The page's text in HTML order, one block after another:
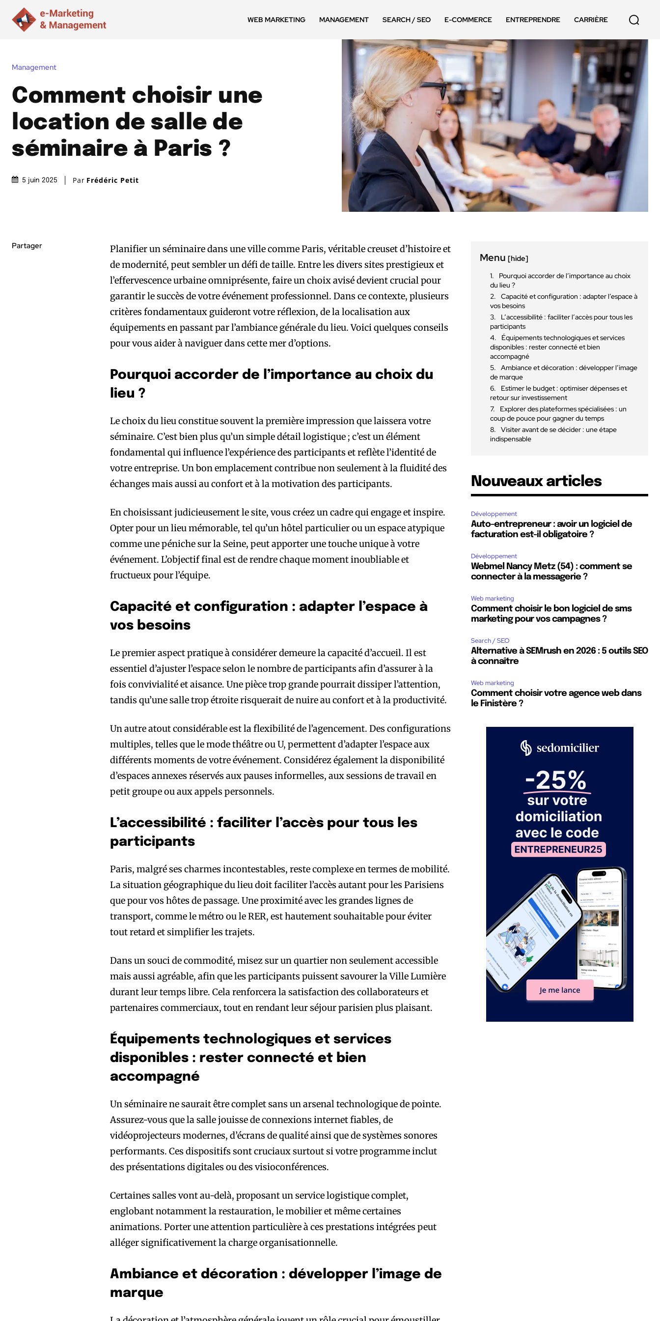
WEB MARKETING MANAGEMENT SEARCH / SEO E-COMMERCE ENTREPRENDRE CARRIÈRE
Management
Comment choisir une
location de salle de
séminaire à Paris ?
5 juin 2025 Par Frédéric Petit
Partager
Planifier un séminaire dans une ville comme Paris, véritable creuset d’histoire et
de modernité, peut sembler un défi de taille. Entre les divers sites prestigieux et
l’effervescence urbaine omniprésente, faire un choix avisé devient crucial pour
garantir le succès de votre événement professionnel. Dans ce contexte, plusieurs
critères fondamentaux guideront votre réflexion, de la localisation aux
équipements en passant par l’ambiance générale du lieu. Voici quelques conseils
pour vous aider à naviguer dans cette mer d’options.
Pourquoi accorder de l’importance au choix du
lieu ?
Le choix du lieu constitue souvent la première impression que laissera votre
séminaire. C’est bien plus qu’un simple détail logistique ; c’est un élément
fondamental qui influence l’expérience des participants et reflète l’identité de
votre entreprise. Un bon emplacement contribue non seulement à la fluidité des
échanges mais aussi au confort et à la motivation des participants.
En choisissant judicieusement le site, vous créez un cadre qui engage et inspire.
Opter pour un lieu mémorable, tel qu’un hôtel particulier ou un espace atypique
comme une péniche sur la Seine, peut apporter une touche unique à votre
événement. L’objectif final est de rendre chaque moment inoubliable et
fructueux pour l’équipe.
Capacité et configuration : adapter l’espace à
vos besoins
Le premier aspect pratique à considérer demeure la capacité d’accueil. Il est
essentiel d’ajuster l’espace selon le nombre de participants afin d’assurer à la
fois convivialité et aisance. Une pièce trop grande pourrait dissiper l’attention,
tandis qu’une salle trop étroite risquerait de nuire au confort et à la productivité.
Un autre atout considérable est la flexibilité de l’agencement. Des configurations
multiples, telles que le mode théâtre ou U, permettent d’adapter l’espace aux
différents moments de votre événement. Considérez également la disponibilité
d’espaces annexes réservés aux pauses informelles, aux sessions de travail en
petit groupe ou aux appels personnels.
L’accessibilité : faciliter l’accès pour tous les
participants
Paris, malgré ses charmes incontestables, reste complexe en termes de mobilité.
La situation géographique du lieu doit faciliter l’accès autant pour les Parisiens
que pour vos hôtes de passage. Une proximité avec les grandes lignes de
transport, comme le métro ou le RER, est hautement souhaitable pour éviter
tout retard et simplifier les trajets.
Dans un souci de commodité, misez sur un quartier non seulement accessible
mais aussi agréable, afin que les participants puissent savourer la Ville Lumière
durant leur temps libre. Cela renforcera la satisfaction des collaborateurs et
partenaires commerciaux, tout en rendant leur séjour parisien plus plaisant.
Équipements technologiques et services
disponibles : rester connecté et bien
accompagné
Un séminaire ne saurait être complet sans un arsenal technologique de pointe.
Assurez-vous que la salle jouisse de connexions internet fiables, de
vidéoprojecteurs modernes, d’écrans de qualité ainsi que de systèmes sonores
performants. Ces dispositifs sont cruciaux surtout si votre programme inclut
des présentations digitales ou des visioconférences.
Certaines salles vont au-delà, proposant un service logistique complet,
englobant notamment la restauration, le mobilier et même certaines
animations. Porter une attention particulière à ces prestations intégrées peut
alléger significativement la charge organisationnelle.
Ambiance et décoration : développer l’image de
marque
Menu[hide]
Pourquoi accorder de l’importance au choix
du lieu ?
Capacité et configuration : adapter l’espace à
vos besoins
L’accessibilité : faciliter l’accès pour tous les
participants
Équipements technologiques et services
disponibles : rester connecté et bien
accompagné
Ambiance et décoration : développer l’image
de marque
Estimer le budget : optimiser dépenses et
retour sur investissement
Explorer des plateformes spécialisées : un
coup de pouce pour gagner du temps
Visiter avant de se décider : une étape
indispensable
Nouveaux articles
Développement
Auto-entrepreneur : avoir un logiciel de
facturation est-il obligatoire ?
Développement
Webmel Nancy Metz (54) : comment se
connecter à la messagerie ?
Web marketing
Comment choisir le bon logiciel de sms
marketing pour vos campagnes ?
Search / SEO
Alternative à SEMrush en 2026 : 5 outils SEO
à connaître
Web marketing
Comment choisir votre agence web dans
le Finistère ?